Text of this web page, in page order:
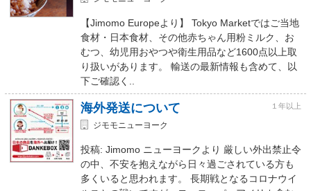
【Jimomo Europeより】 Tokyo Marketではご当地
食材・日本食材、その他赤ちゃん用粉ミルク、お
むつ、幼児用おやつや衛生用品など1600点以上取
り扱いがあります。 輸送の最新情報も含めて、以
下ご確認く..
海外発送について １年以上
ジモモニューヨーク
投稿: Jimomo ニューヨークより 厳しい外出禁止令
の中、不安を抱えながら日々過ごされている方も
多くいると思われます。 長期戦となるコロナウイ